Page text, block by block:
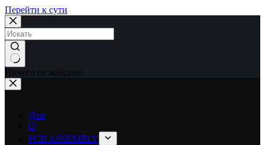
Перейти к сути
Ничего не найдено
Дом
О
PCB ASSEMBLY